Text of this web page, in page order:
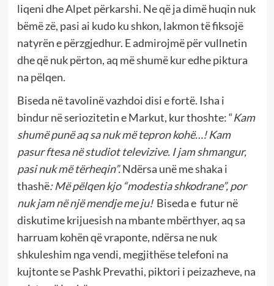
liqeni dhe Alpet përkarshi. Ne që ja dimë huqin nuk
bëmë zë, pasi ai kudo ku shkon, lakmon të fiksojë
natyrën e përzgjedhur. E admirojmë për vullnetin
dhe që nuk përton, aq më shumë kur edhe piktura
na pëlqen.
Biseda në tavolinë vazhdoi disi e fortë. Isha i
bindur në seriozitetin e Markut, kur thoshte: “Kam
shumë punë aq sa nuk më tepron kohë…! Kam
pasur ftesa në studiot televizive. I jam shmangur,
pasi nuk më tërheqin”.Ndërsa unë me shaka i
thashë: Më pëlqen kjo “modestia shkodrane”, por
nuk jam në një mendje me ju!Biseda e futur në
diskutime krijuesish na mbante mbërthyer, aq sa
harruam kohën që vraponte, ndërsa ne nuk
shkuleshim nga vendi, megjithëse telefoni na
kujtonte se Pashk Prevathi, piktori i peizazheve, na